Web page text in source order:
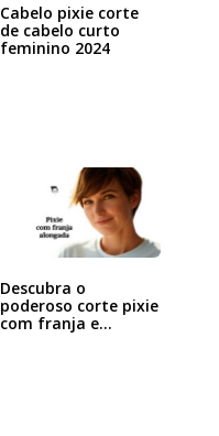
Cabelo pixie corte
de cabelo curto
feminino 2024
Descubra o
poderoso corte pixie
com franja e